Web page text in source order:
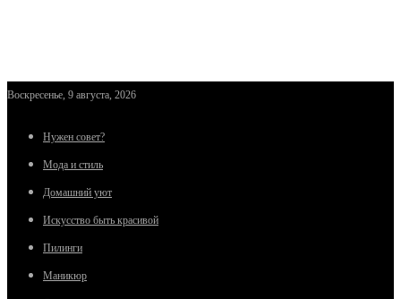
Воскресенье, 9 августа, 2026
Нужен совет?
Мода и стиль
Домашний уют
Искусство быть красивой
Пилинги
Маникюр